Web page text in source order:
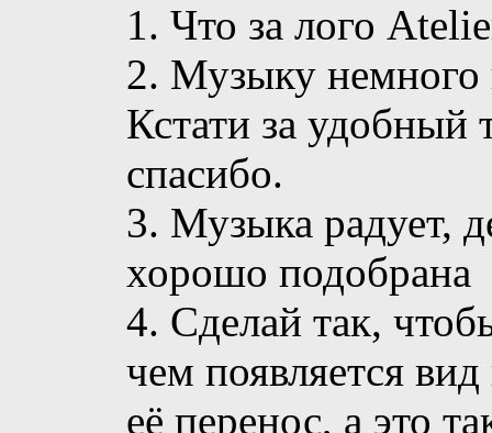
1. Что за лого
2. Музыку немного
Кстати за удобный
спасибо.
3. Музыка радует,
хорошо подобрана
4. Сделай так,
чем появляется
её перенос, а это